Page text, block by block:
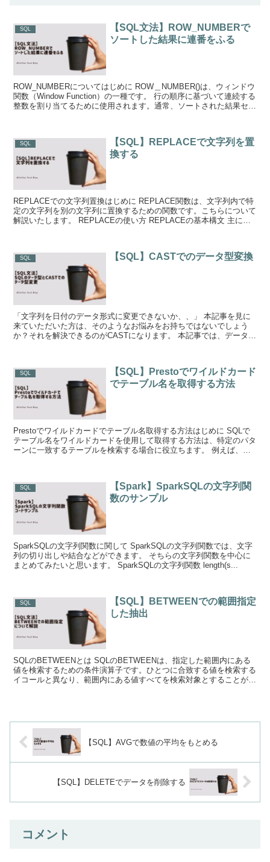
SQL
【SQL文法】ROW_NUMBERで
ソートした結果に連番をふる
ROW_NUMBERについてはじめに ROW＿NUMBER()は、ウィンドウ
関数（Window Function）の一種です。 行の順序に基づいて連続する
整数を割り当てるために使用されます。通常、ソートされた結果セッ
SQL
【SQL】REPLACEで文字列を置
換する
REPLACEでの文字列置換はじめに REPLACE関数は、文字列内で特
定の文字列を別の文字列に置換するための関数です。こちらについて
解説いたします。 REPLACEの使い方 REPLACEの基本構文 主に以
SQL 【SQL】CASTでのデータ型変換
「文字列を日付のデータ形式に変更できないか、、」 本記事を見に
来ていただいた方は、そのようなお悩みをお持ちではないでしょう
か？それを解決できるのがCASTになります。 本記事では、データ型
SQL
【SQL】Prestoでワイルドカード
でテーブル名を取得する方法
Prestoでワイルドカードでテーブル名取得する方法はじめに SQLで
テーブル名をワイルドカードを使用して取得する方法は、特定のパタ
ーンに一致するテーブルを検索する場合に役立ちます。 例えば、デ
SQL
【Spark】SparkSQLの文字列関
数のサンプル
SparkSQLの文字列関数に関して SparkSQLの文字列関数では、文字
列の切り出しや結合などができます。 そちらの文字列関数を中心に
まとめてみたいと思います。 SparkSQLの文字列関数 length(s...
SQL
【SQL】BETWEENでの範囲指定
した抽出
SQLのBETWEENとは SQLのBETWEENは、指定した範囲内にある
値を検索するための条件演算子です。ひとつに合致する値を検索する
イコールと異なり、範囲内にある値すべてを検索対象とすることがで
【SQL】AVGで数値の平均をもとめる
【SQL】DELETEでデータを削除する
コメント